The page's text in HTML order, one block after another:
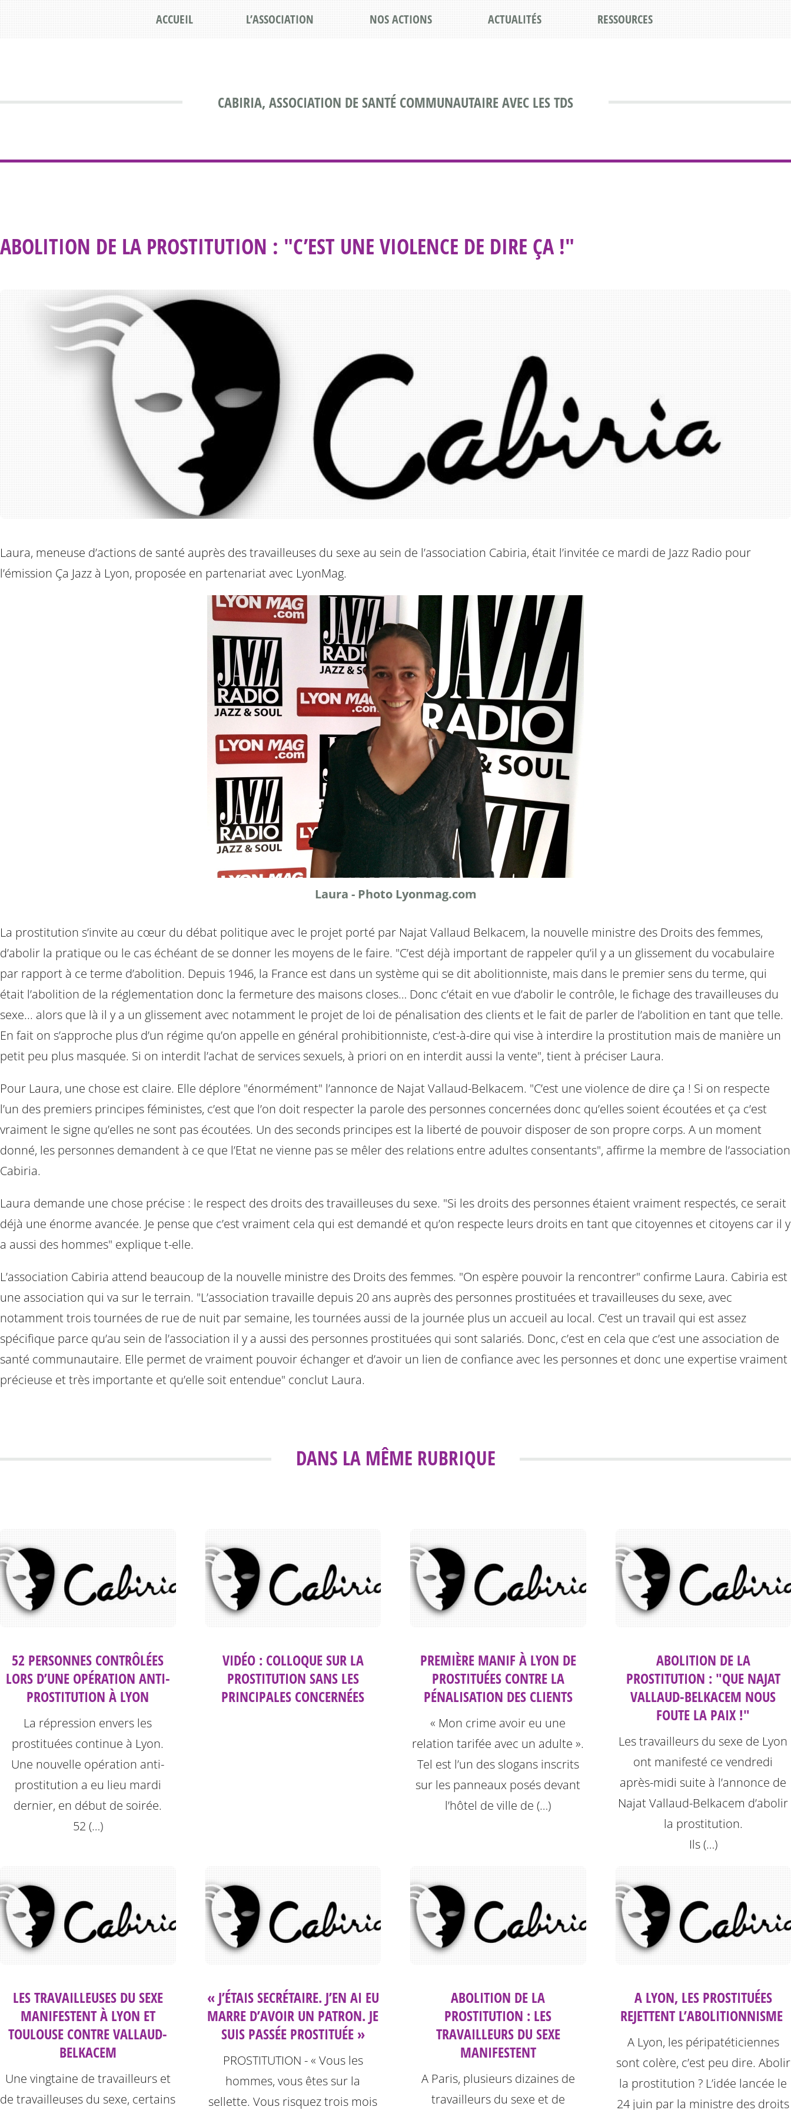
CABIRIA, ASSOCIATION DE SANTÉ COMMUNAUTAIRE AVEC LES TDS
ACCUEIL L’ASSOCIATION NOS ACTIONS ACTUALITÉS RESSOURCES
ABOLITION DE LA PROSTITUTION : "C’EST UNE VIOLENCE DE DIRE ÇA !"
Laura, meneuse d’actions de santé auprès des travailleuses du sexe au sein de l’association Cabiria, était l’invitée ce mardi de Jazz Radio pour
l’émission Ça Jazz à Lyon, proposée en partenariat avec LyonMag.
Laura - Photo Lyonmag.com
La prostitution s’invite au cœur du débat politique avec le projet porté par Najat Vallaud Belkacem, la nouvelle ministre des Droits des femmes,
d’abolir la pratique ou le cas échéant de se donner les moyens de le faire. "C’est déjà important de rappeler qu’il y a un glissement du vocabulaire
par rapport à ce terme d’abolition. Depuis 1946, la France est dans un système qui se dit abolitionniste, mais dans le premier sens du terme, qui
était l’abolition de la réglementation donc la fermeture des maisons closes… Donc c’était en vue d’abolir le contrôle, le fichage des travailleuses du
sexe... alors que là il y a un glissement avec notamment le projet de loi de pénalisation des clients et le fait de parler de l’abolition en tant que telle.
En fait on s’approche plus d’un régime qu’on appelle en général prohibitionniste, c’est-à-dire qui vise à interdire la prostitution mais de manière un
petit peu plus masquée. Si on interdit l’achat de services sexuels, à priori on en interdit aussi la vente", tient à préciser Laura.
Pour Laura, une chose est claire. Elle déplore "énormément" l’annonce de Najat Vallaud-Belkacem. "C’est une violence de dire ça ! Si on respecte
l’un des premiers principes féministes, c’est que l’on doit respecter la parole des personnes concernées donc qu’elles soient écoutées et ça c’est
vraiment le signe qu’elles ne sont pas écoutées. Un des seconds principes est la liberté de pouvoir disposer de son propre corps. A un moment
donné, les personnes demandent à ce que l’Etat ne vienne pas se mêler des relations entre adultes consentants", affirme la membre de l’association
Cabiria.
Laura demande une chose précise : le respect des droits des travailleuses du sexe. "Si les droits des personnes étaient vraiment respectés, ce serait
déjà une énorme avancée. Je pense que c’est vraiment cela qui est demandé et qu’on respecte leurs droits en tant que citoyennes et citoyens car il y
a aussi des hommes" explique t-elle.
L’association Cabiria attend beaucoup de la nouvelle ministre des Droits des femmes. "On espère pouvoir la rencontrer" confirme Laura. Cabiria est
une association qui va sur le terrain. "L’association travaille depuis 20 ans auprès des personnes prostituées et travailleuses du sexe, avec
notamment trois tournées de rue de nuit par semaine, les tournées aussi de la journée plus un accueil au local. C’est un travail qui est assez
spécifique parce qu’au sein de l’association il y a aussi des personnes prostituées qui sont salariés. Donc, c’est en cela que c’est une association de
santé communautaire. Elle permet de vraiment pouvoir échanger et d’avoir un lien de confiance avec les personnes et donc une expertise vraiment
précieuse et très importante et qu’elle soit entendue" conclut Laura.
DANS LA MÊME RUBRIQUE
52 PERSONNES CONTRÔLÉES
LORS D’UNE OPÉRATION ANTI-
PROSTITUTION À LYON
La répression envers les
prostituées continue à Lyon.
Une nouvelle opération anti-
prostitution a eu lieu mardi
dernier, en début de soirée.
52 (…)
VIDÉO : COLLOQUE SUR LA
PROSTITUTION SANS LES
PRINCIPALES CONCERNÉES
PREMIÈRE MANIF À LYON DE
PROSTITUÉES CONTRE LA
PÉNALISATION DES CLIENTS
« Mon crime avoir eu une
relation tarifée avec un adulte ».
Tel est l’un des slogans inscrits
sur les panneaux posés devant
l’hôtel de ville de (…)
ABOLITION DE LA
PROSTITUTION : "QUE NAJAT
VALLAUD-BELKACEM NOUS
FOUTE LA PAIX !"
Les travailleurs du sexe de Lyon
ont manifesté ce vendredi
après-midi suite à l’annonce de
Najat Vallaud-Belkacem d’abolir
la prostitution.
Ils (…)
LES TRAVAILLEUSES DU SEXE
MANIFESTENT À LYON ET
TOULOUSE CONTRE VALLAUD-
BELKACEM
Une vingtaine de travailleurs et
de travailleuses du sexe, certains
« J’ÉTAIS SECRÉTAIRE. J’EN AI EU
MARRE D’AVOIR UN PATRON. JE
SUIS PASSÉE PROSTITUÉE »
PROSTITUTION - « Vous les
hommes, vous êtes sur la
sellette. Vous risquez trois mois
ABOLITION DE LA
PROSTITUTION : LES
TRAVAILLEURS DU SEXE
MANIFESTENT
A Paris, plusieurs dizaines de
travailleurs du sexe et de
A LYON, LES PROSTITUÉES
REJETTENT L’ABOLITIONNISME ‎
A Lyon, les péripatéticiennes
sont colère, c’est peu dire. Abolir
la prostitution ? L’idée lancée le
24 juin par la ministre des droits